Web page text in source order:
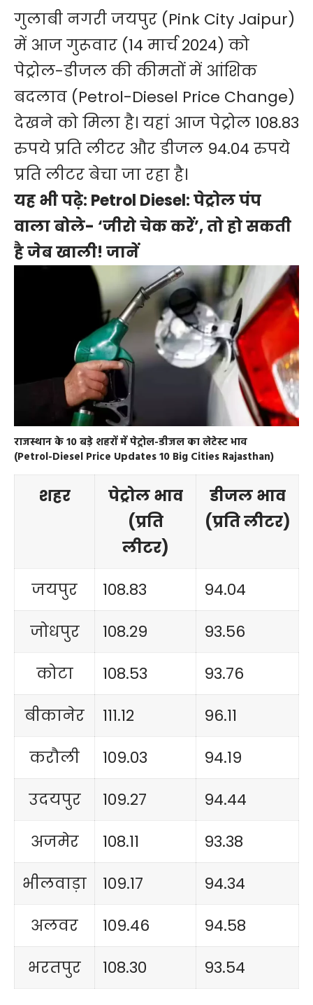
गुलाबी नगरी जयपुर (Pink City Jaipur)
में आज गुरूवार (14 मार्च 2024) को
पेट्रोल-डीजल की कीमतों में आंशिक
बदलाव (Petrol-Diesel Price Change)
देखने को मिला है। यहां आज पेट्रोल 108.83
रुपये प्रति लीटर और डीजल 94.04 रुपये
प्रति लीटर बेचा जा रहा है।
यह भी पढ़े: Petrol Diesel: पेट्रोल पंप
वाला बोले- ‘जीरो चेक करें’, तो हो सकती
है जेब खाली! जानें
राजस्थान के 10 बड़े शहरों में पेट्रोल-डीजल का लेटेस्ट भाव
(Petrol-Diesel Price Updates 10 Big Cities Rajasthan)
शहर
पेट्रोल भाव
(प्रति
लीटर)
डीजल भाव
(प्रति लीटर)
जयपुर 108.83
94.04
जोधपुर
108.29
93.56
कोटा
108.53
93.76
बीकानेर
111.12
96.11
करौली
109.03
94.19
उदयपुर
109.27
94.44
अजमेर
108.11
93.38
भीलवाड़ा
109.17
94.34
अलवर
109.46
94.58
भरतपुर
108.30 93.54